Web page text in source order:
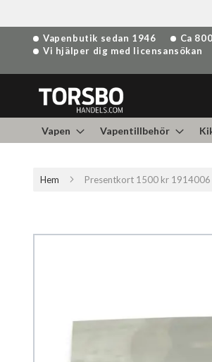
Hoppa
till
Vapenbutik sedan 1946
Ca
Vi hjälper dig med licensansökan
Vapen Vapentillbehör
Hem Presentkort 1500 kr 1914006